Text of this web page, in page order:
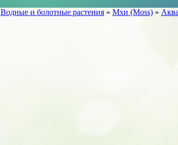
Водные и болотные растения » Мхи (Moss) »